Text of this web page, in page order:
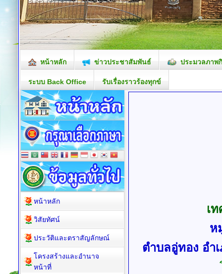
หน้าหลัก ข่าวประชาสัมพันธ์ ประมวลภาพ
ระบบ Back Office รับเรื่องราวร้องทุกข์
เ
ห
ตำบลอู่ทอง อำ
หน้าหลัก
วิสัยทัศน์
ประวัติและตราสัญลักษณ์
โครงสร้างและอำนาจ
หน้าที่